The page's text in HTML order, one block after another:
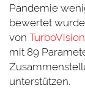
Pandemie
bewertet
von TurboVision
mit 89
unterstützen.